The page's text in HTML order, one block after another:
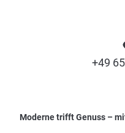
+49
Moderne trifft Genuss –